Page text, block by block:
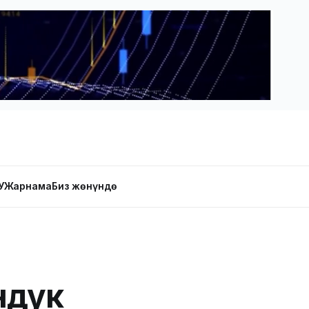
ЖарнамаБиз жөнүндө